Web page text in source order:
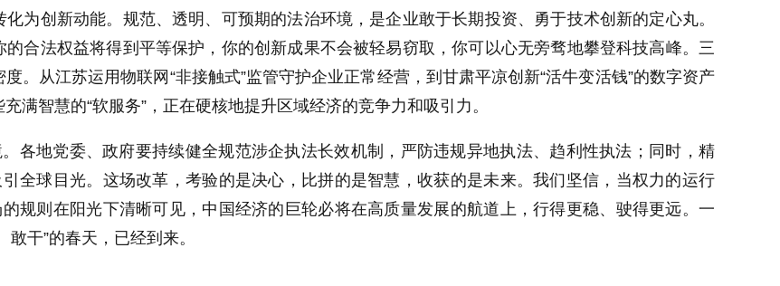
为创新动能。规范、透明、可预期的法治环境，是企业敢于长期投资、勇于技术创新的定心丸。
合法权益将得到平等保护，你的创新成果不会被轻易窃取，你可以心无旁骛地攀登科技高峰。三
。从江苏运用物联网“非接触式”监管守护企业正常经营，到甘肃平凉创新“活牛变活钱”的数字资产
满智慧的“软服务”，正在硬核地提升区域经济的竞争力和吸引力。
。各地党委、政府要持续健全规范涉企执法长效机制，严防违规异地执法、趋利性执法；同时，精
引全球目光。这场改革，考验的是决心，比拼的是智慧，收获的是未来。我们坚信，当权力的运行
的规则在阳光下清晰可见，中国经济的巨轮必将在高质量发展的航道上，行得更稳、驶得更远。一
干”的春天，已经到来。